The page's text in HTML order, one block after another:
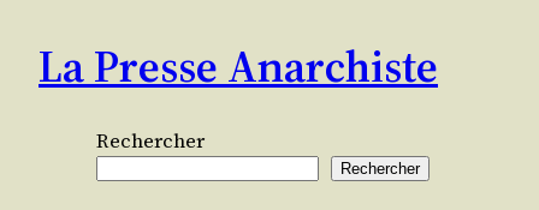
contenu
La Presse Anarchiste
Rechercher
Rechercher